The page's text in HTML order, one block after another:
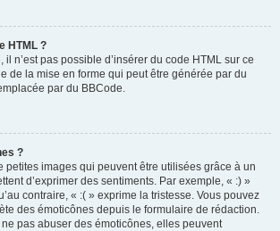
HTML ?
il n’est pas possible d’insérer du code HTML sur ce
de la mise en forme qui peut être générée par du
par du BBCode.
?
petites images qui peuvent être utilisées grâce à un
d’exprimer des sentiments. Par exemple, « :) »
contraire, « :( » exprime la tristesse. Vous pouvez
des émoticônes depuis le formulaire de rédaction.
pas abuser des émoticônes, elles peuvent